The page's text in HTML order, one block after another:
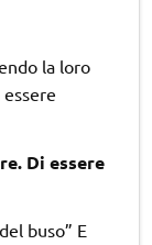
la loro
Di essere
buso” E